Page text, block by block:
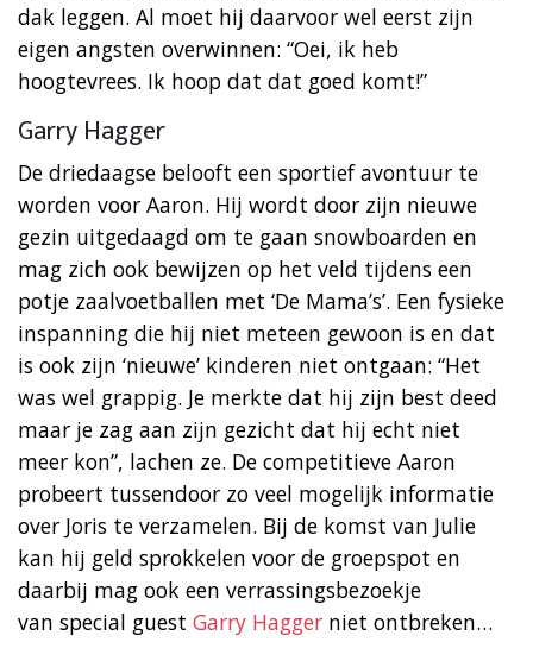
dak leggen. Al moet hij daarvoor wel eerst zijn
eigen angsten overwinnen: “Oei, ik heb
hoogtevrees. Ik hoop dat dat goed komt!”
Garry Hagger
De driedaagse belooft een sportief avontuur te
worden voor Aaron. Hij wordt door zijn nieuwe
gezin uitgedaagd om te gaan snowboarden en
mag zich ook bewijzen op het veld tijdens een
potje zaalvoetballen met ‘De Mama’s’. Een fysieke
inspanning die hij niet meteen gewoon is en dat
is ook zijn ‘nieuwe’ kinderen niet ontgaan: “Het
was wel grappig. Je merkte dat hij zijn best deed
maar je zag aan zijn gezicht dat hij echt niet
meer kon”, lachen ze. De competitieve Aaron
probeert tussendoor zo veel mogelijk informatie
over Joris te verzamelen. Bij de komst van Julie
kan hij geld sprokkelen voor de groepspot en
daarbij mag ook een verrassingsbezoekje
van special guest Garry Hagger niet ontbreken…